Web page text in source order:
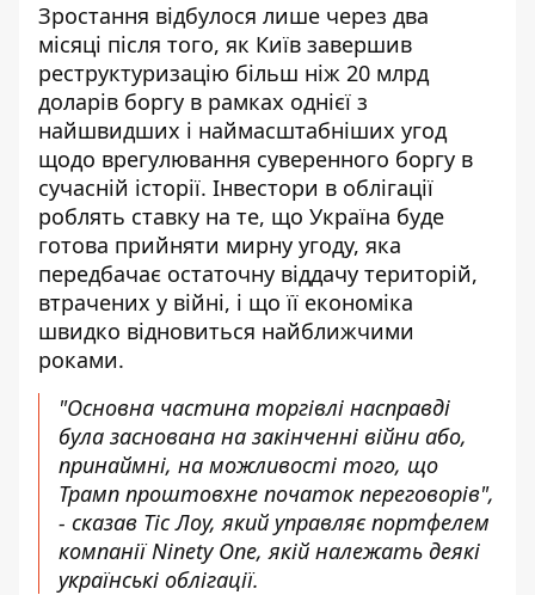
Зростання відбулося лише через два
місяці після того, як Київ завершив
реструктуризацію більш ніж 20 млрд
доларів боргу в рамках однієї з
найшвидших і наймасштабніших угод
щодо врегулювання суверенного боргу в
сучасній історії. Інвестори в облігації
роблять ставку на те, що Україна буде
готова прийняти мирну угоду, яка
передбачає остаточну віддачу територій,
втрачених у війні, і що її економіка
швидко відновиться найближчими
роками.
"Основна частина торгівлі насправді
була заснована на закінченні війни або,
принаймні, на можливості того, що
Трамп проштовхне початок переговорів",
- сказав Тіс Лоу, який управляє портфелем
компанії Ninety One, якій належать деякі
українські облігації.